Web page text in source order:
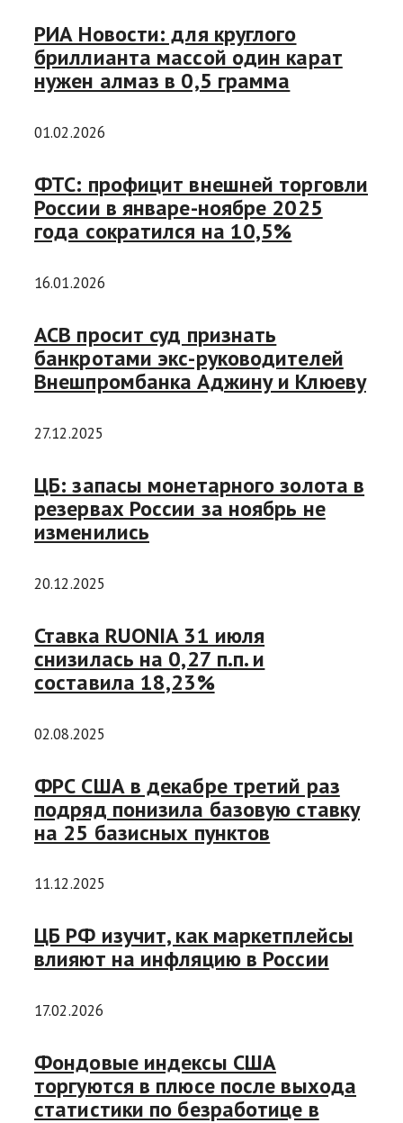
РИА Новости: для круглого
бриллианта массой один карат
нужен алмаз в 0,5 грамма
01.02.2026
ФТС: профицит внешней торговли
России в январе-ноябре 2025
года сократился на 10,5%
16.01.2026
АСВ просит суд признать
банкротами экс-руководителей
Внешпромбанка Аджину и Клюеву
27.12.2025
ЦБ: запасы монетарного золота в
резервах России за ноябрь не
изменились
20.12.2025
Ставка RUONIA 31 июля
снизилась на 0,27 п.п. и
составила 18,23%
02.08.2025
ФРС США в декабре третий раз
подряд понизила базовую ставку
на 25 базисных пунктов
11.12.2025
ЦБ РФ изучит, как маркетплейсы
влияют на инфляцию в России
17.02.2026
Фондовые индексы США
торгуются в плюсе после выхода
статистики по безработице в